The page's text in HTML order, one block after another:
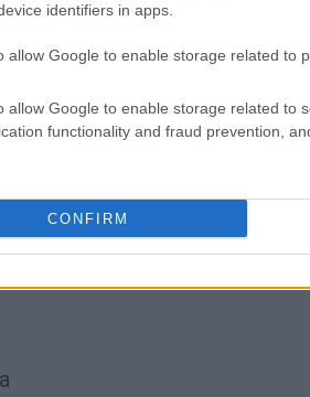
identifiers in apps.
allow Google to enable storage related to
allow Google to enable storage related to
functionality and fraud prevention,
CONFIRM